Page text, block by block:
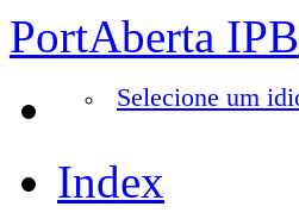
PortAberta IPB
Selecione um
Index